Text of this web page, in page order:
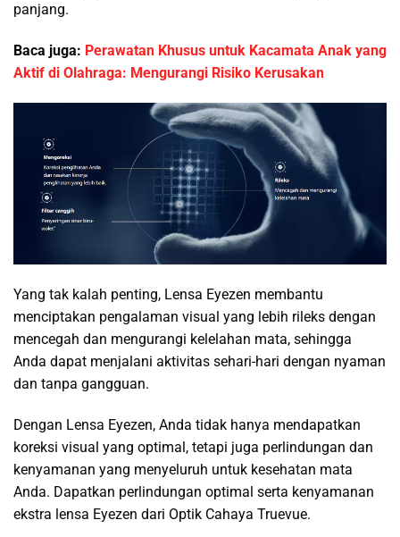
panjang.
Baca juga: Perawatan Khusus untuk Kacamata Anak yang
Aktif di Olahraga: Mengurangi Risiko Kerusakan
Yang tak kalah penting, Lensa Eyezen membantu
menciptakan pengalaman visual yang lebih rileks dengan
mencegah dan mengurangi kelelahan mata, sehingga
Anda dapat menjalani aktivitas sehari-hari dengan nyaman
dan tanpa gangguan.
Dengan Lensa Eyezen, Anda tidak hanya mendapatkan
koreksi visual yang optimal, tetapi juga perlindungan dan
kenyamanan yang menyeluruh untuk kesehatan mata
Anda. Dapatkan perlindungan optimal serta kenyamanan
ekstra lensa Eyezen dari Optik Cahaya Truevue.